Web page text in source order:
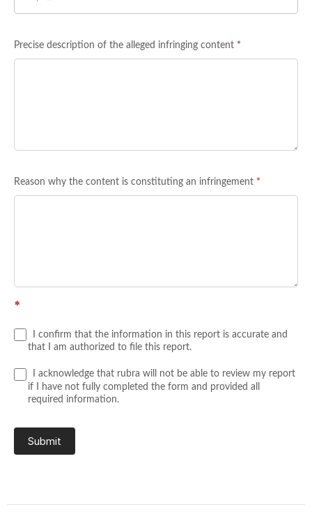
Precise description of the alleged infringing content *
Reason why the content is constituting an infringement *
*
I confirm that the information in this report is accurate and
that I am authorized to file this report.
I acknowledge that rubra will not be able to review my report
if I have not fully completed the form and provided all
required information.
Submit